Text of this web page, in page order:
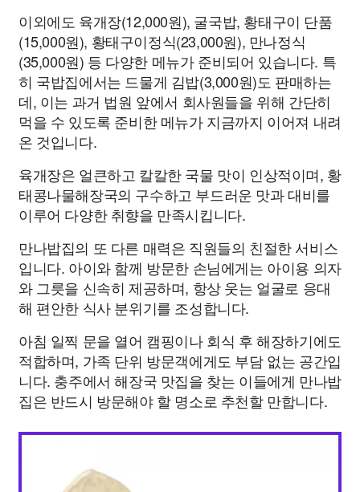
이외에도 육개장(12,000원), 굴국밥, 황태구이 단품
(15,000원), 황태구이정식(23,000원), 만나정식
(35,000원) 등 다양한 메뉴가 준비되어 있습니다. 특
히 국밥집에서는 드물게 김밥(3,000원)도 판매하는
데, 이는 과거 법원 앞에서 회사원들을 위해 간단히
먹을 수 있도록 준비한 메뉴가 지금까지 이어져 내려
온 것입니다.
육개장은 얼큰하고 칼칼한 국물 맛이 인상적이며, 황
태콩나물해장국의 구수하고 부드러운 맛과 대비를
이루어 다양한 취향을 만족시킵니다.
만나밥집의 또 다른 매력은 직원들의 친절한 서비스
입니다. 아이와 함께 방문한 손님에게는 아이용 의자
와 그릇을 신속히 제공하며, 항상 웃는 얼굴로 응대
해 편안한 식사 분위기를 조성합니다.
아침 일찍 문을 열어 캠핑이나 회식 후 해장하기에도
적합하며, 가족 단위 방문객에게도 부담 없는 공간입
니다. 충주에서 해장국 맛집을 찾는 이들에게 만나밥
집은 반드시 방문해야 할 명소로 추천할 만합니다.